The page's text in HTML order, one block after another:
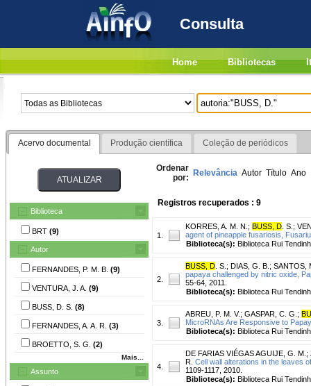
Consulta
Home Bibliotecas
Acervo documental Produção científica Coleção de periódicos
Biblioteca
BRT (9)
Autor
FERNANDES, P. M. B. (9)
VENTURA, J. A. (9)
BUSS, D. S. (8)
FERNANDES, A. A. R. (3)
BROETTO, S. G. (2)
Mais...
Assunto
Ordenar
por: Relevância Autor Título Ano
Registros recuperados : 9
1.
KORRES, A. M. N. ; BUSS, D . S. ;
agent of pineapple fusariosis,
Biblioteca(s): Biblioteca Rui
2.
BUSS, D . S. ; DIAS, G. B. ; SANTOS,
papaya challenged by nitric oxide,
55-64, 2011.
Biblioteca(s): Biblioteca Rui
3.
ABREU, P. M. V.; GASPAR, C. G. ;
MicroRNAs Are Responsive to
Biblioteca(s): Biblioteca Rui
4.
DE FARIAS VIÉGAS AGUIJE, G. M. ;
R. Cell wall alterations in the leaves
1109-1117, 2010.
Biblioteca(s): Biblioteca Rui